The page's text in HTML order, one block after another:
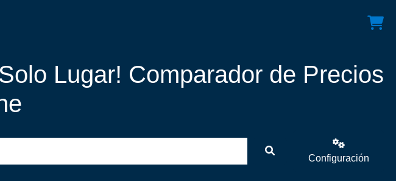
Lugar! Comparador de Precios
Configuración